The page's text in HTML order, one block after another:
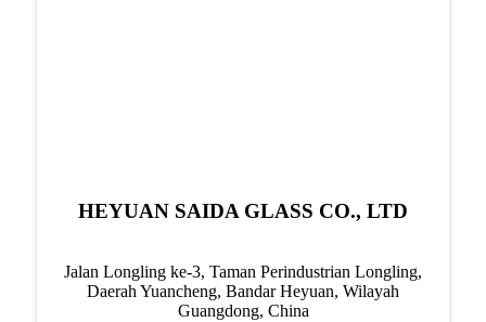
HEYUAN SAIDA GLASS CO., LTD
Jalan Longling ke-3, Taman Perindustrian Longling,
Daerah Yuancheng, Bandar Heyuan, Wilayah
Guangdong, China